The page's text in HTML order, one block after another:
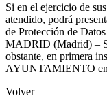
Si en el ejercicio de
atendido, podrá
de Protección de
MADRID (Madrid) –
obstante, en primera
AYUNTAMIENTO en
Volver